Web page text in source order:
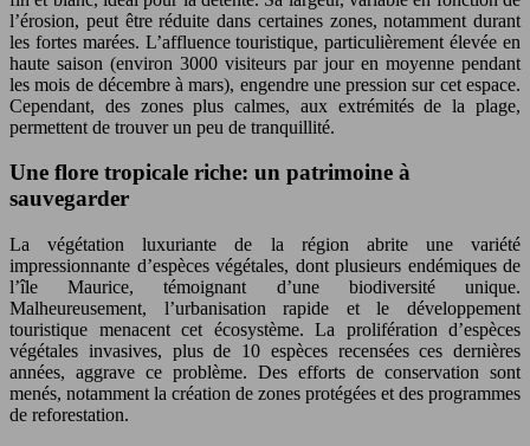
l’érosion, peut être réduite dans certaines zones, notamment durant
les fortes marées. L’affluence touristique, particulièrement élevée en
haute saison (environ 3000 visiteurs par jour en moyenne pendant
les mois de décembre à mars), engendre une pression sur cet espace.
Cependant, des zones plus calmes, aux extrémités de la plage,
permettent de trouver un peu de tranquillité.
Une flore tropicale riche: un patrimoine à
sauvegarder
La végétation luxuriante de la région abrite une variété
impressionnante d’espèces végétales, dont plusieurs endémiques de
l’île Maurice, témoignant d’une biodiversité unique.
Malheureusement, l’urbanisation rapide et le développement
touristique menacent cet écosystème. La prolifération d’espèces
végétales invasives, plus de 10 espèces recensées ces dernières
années, aggrave ce problème. Des efforts de conservation sont
menés, notamment la création de zones protégées et des programmes
de reforestation.